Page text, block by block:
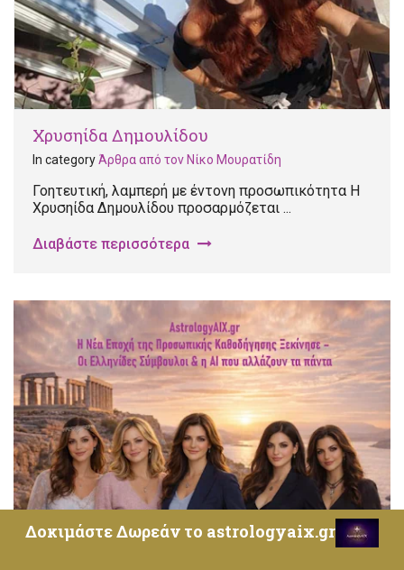
Χρυσηίδα Δημουλίδου
In categoryΆρθρα από τον Νίκο Μουρατίδη
Γοητευτική, λαμπερή με έντονη προσωπικότητα Η
Χρυσηίδα Δημουλίδου προσαρμόζεται ...
Διαβάστε περισσότερα
Δοκιμάστε Δωρεάν το astrologyaix.gr